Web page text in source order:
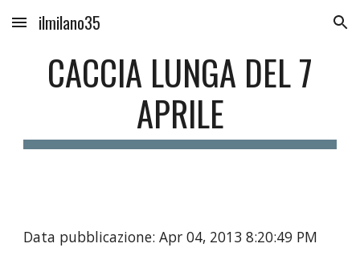
Skip to main content Skip to navigation
ilmilano35
CACCIA LUNGA DEL 7
APRILE
Data pubblicazione: Apr 04, 2013 8:20:49 PM